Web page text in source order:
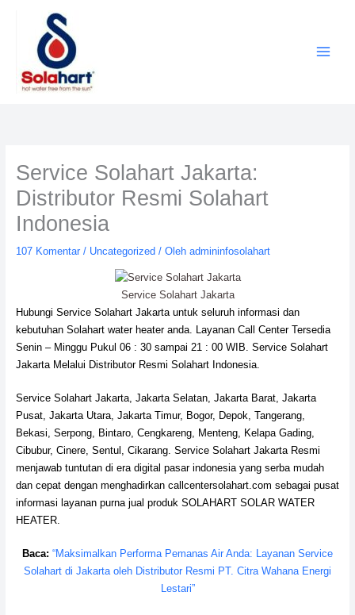
Service Solahart Jakarta:
Distributor Resmi Solahart
Indonesia
107 Komentar / Uncategorized/ Oleh admininfosolahart
Service Solahart Jakarta
Hubungi Service Solahart Jakarta untuk seluruh informasi dan
kebutuhan Solahart water heater anda. Layanan Call Center Tersedia
Senin – Minggu Pukul 06 : 30 sampai 21 : 00 WIB. Service Solahart
Jakarta Melalui Distributor Resmi Solahart Indonesia.
Service Solahart Jakarta, Jakarta Selatan, Jakarta Barat, Jakarta
Pusat, Jakarta Utara, Jakarta Timur, Bogor, Depok, Tangerang,
Bekasi, Serpong, Bintaro, Cengkareng, Menteng, Kelapa Gading,
Cibubur, Cinere, Sentul, Cikarang. Service Solahart Jakarta Resmi
menjawab tuntutan di era digital pasar indonesia yang serba mudah
dan cepat dengan menghadirkan callcentersolahart.com sebagai pusat
informasi layanan purna jual produk SOLAHART SOLAR WATER
HEATER.
Baca: “Maksimalkan Performa Pemanas Air Anda: Layanan Service
Solahart di Jakarta oleh Distributor Resmi PT. Citra Wahana Energi
Lestari”